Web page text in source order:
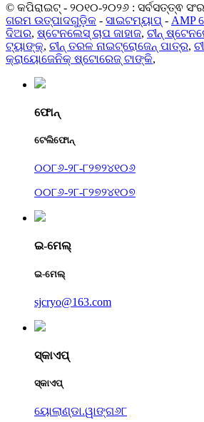
© କପିରାଇଟ୍ - ୨୦୧୦-୨୦୨୬ : ସର୍ବସତ୍ତ୍ଵ
ଗରମ ଉତ୍ପାଦଗୁଡ଼ିକ - ସାଇଟମ୍ୟାପ୍ - AMP
ଦିଅର, ଷ୍ଟେନଲେସ୍ ଚାପ ଜାହାଜ, ଚୀନ୍
ଟ୍ୟାଙ୍କ୍, ଚୀନ୍ ତରଳ ନାଇଟ୍ରୋଜେନ୍ ପାତ୍ର,
କ୍ରାୟୋଜେନିକ୍ ଷ୍ଟୋରେଜ୍ ଟାଙ୍କି,
ଫୋନ୍
ଟେଲିଫୋନ୍
୦୦୮୬-୨୮-୮୨୭୨୪୧୦୬
୦୦୮୬-୨୮-୮୨୭୨୪୧୦୭
ଇ-ମେଲ୍
ଇ-ମେଲ୍
sjcryo@163.com
ସ୍କାଏପ୍
ସ୍କାଏପ୍
ୟୋଲାଣ୍ଡା.ୱାଙ୍ଗ୬୮